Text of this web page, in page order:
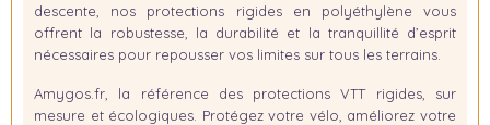
descente, nos protections rigides en polyéthylène vous
offrent la robustesse, la durabilité et la tranquillité d’esprit
nécessaires pour repousser vos limites sur tous les terrains.
Amygos.fr, la référence des protections VTT rigides, sur
mesure et écologiques. Protégez votre vélo, améliorez votre